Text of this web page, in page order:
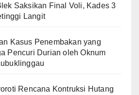
Saksikan Final Voli, Kades 3
Langit
Kasus Penembakan yang
Pencuri Durian oleh Oknum
Rencana Kontruksi Hutang